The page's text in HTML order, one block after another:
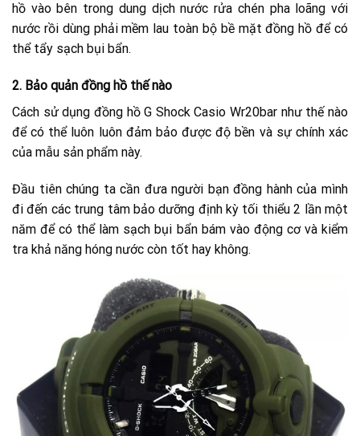
hồ vào bên trong dung dịch nước rửa chén pha loãng với
nước rồi dùng phải mềm lau toàn bộ bề mặt đồng hồ để có
thể tẩy sạch bụi bẩn.
2. Bảo quản đồng hồ thế nào
Cách sử dụng đồng hồ G Shock Casio Wr20bar như thế nào
để có thể luôn luôn đảm bảo được độ bền và sự chính xác
của mẫu sản phẩm này.
Đầu tiên chúng ta cần đưa người bạn đồng hành của mình
đi đến các trung tâm bảo dưỡng định kỳ tối thiểu 2 lần một
năm để có thể làm sạch bụi bẩn bám vào động cơ và kiểm
tra khả năng hóng nước còn tốt hay không.